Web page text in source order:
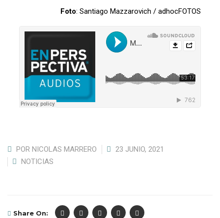
POR NICOLAS MARRERO
23 JUNIO, 2021
NOTICIAS
Share On: